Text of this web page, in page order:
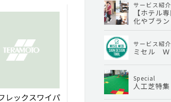
レックスワイパ
サービス紹介
【ホテル
化やブラ
サービス紹介
ミセル Ｗ
Special
人工芝特集